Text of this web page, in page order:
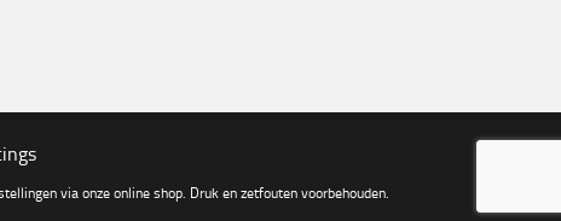
via onze online shop. Druk en zetfouten voorbehouden.